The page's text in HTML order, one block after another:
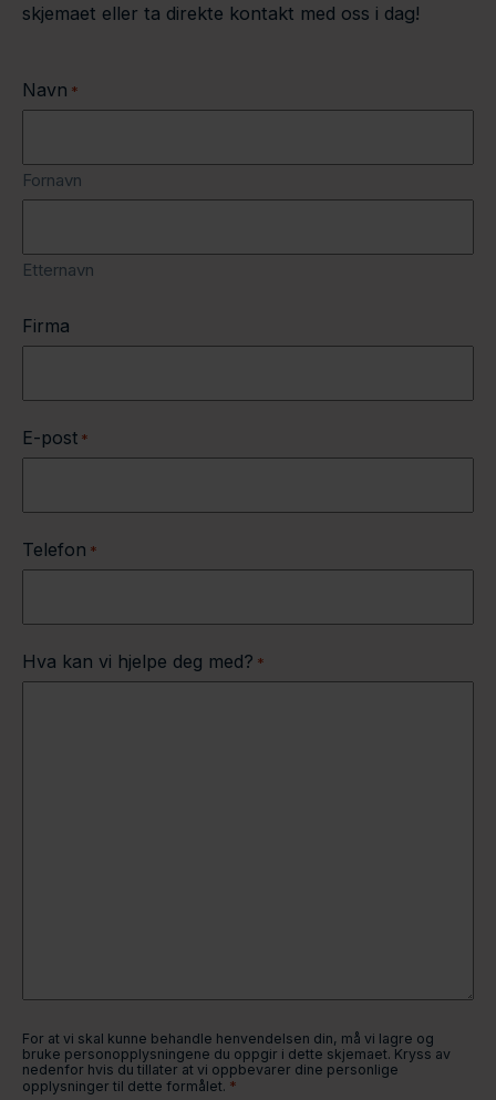
skjemaet eller ta direkte kontakt med oss i dag!
Navn *
Fornavn
Etternavn
Firma
E-post *
Telefon *
Hva kan vi hjelpe deg med? *
For at vi skal kunne behandle henvendelsen din, må vi lagre og
bruke personopplysningene du oppgir i dette skjemaet. Kryss av
nedenfor hvis du tillater at vi oppbevarer dine personlige
opplysninger til dette formålet. *